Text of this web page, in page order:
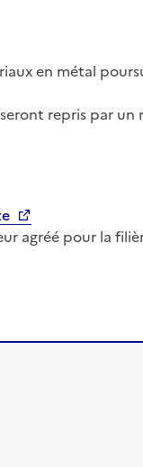
en métal
repris par
agréé pour la